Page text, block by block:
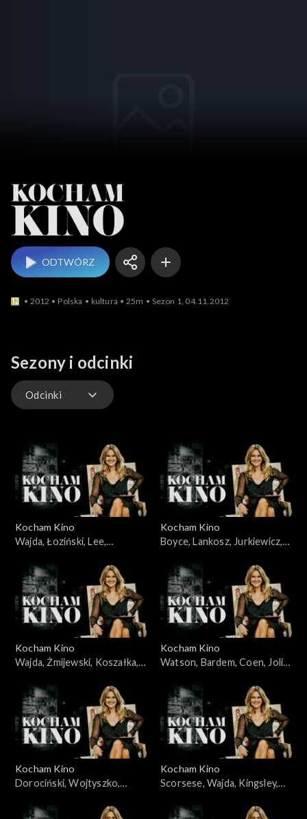
ODTWÓRZ
2012 Polska kultura 25m Sezon 1, 04.11.2012
Sezony i odcinki
Odcinki
Kocham Kino
Wajda, Łoziński, Lee,
Kocham Kino
Boyce, Lankosz, Jurkiewicz,
03.06.2008
Kocham Kino
Wajda, Żmijewski, Koszałka,
Kocham Kino
Watson, Bardem, Coen, Jolie,
Kocham Kino
Dorociński, Wojtyszko,
Kocham Kino
Scorsese, Wajda, Kingsley,